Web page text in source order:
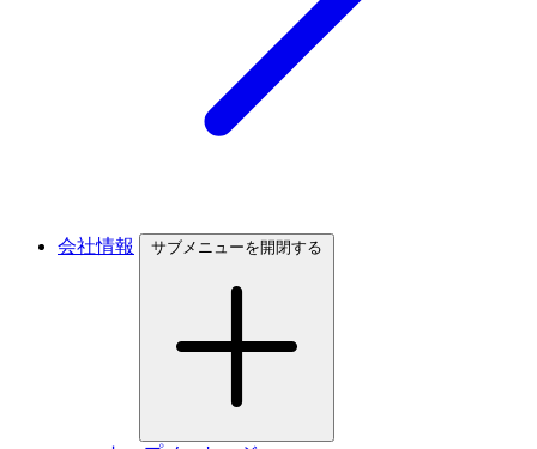
会社情報 サブメニューを開閉する